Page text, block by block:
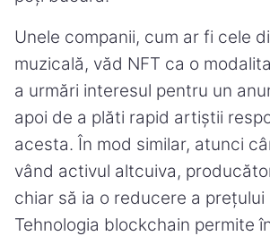
Unele companii, cum ar fi cele
muzicală, văd NFT ca o
a urmări interesul pentru un
apoi de a plăti rapid artiștii
acesta. În mod similar, atunci
vând activul altcuiva,
chiar să ia o reducere a prețului
Tehnologia blockchain permite